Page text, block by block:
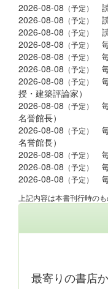
2026-08-08 （予定）
2026-08-08 （予定）
2026-08-08 （予定）
2026-08-08 （予定）
2026-08-08 （予定）
2026-08-08 （予定）
2026-08-08 （予定）
授・建築評論家）
2026-08-08 （予定）
名誉館長）
2026-08-08 （予定）
名誉館長）
2026-08-08 （予定）
2026-08-08 （予定）
2026-08-08 （予定）
上記内容は本書刊行時のも
最寄りの書店